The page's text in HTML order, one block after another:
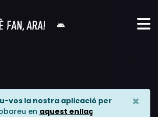
vos la nostra aplicació per
en aquest enllaç
×